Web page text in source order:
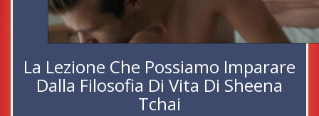
La Lezione Che Possiamo Imparare
Dalla Filosofia Di Vita Di Sheena
Tchai